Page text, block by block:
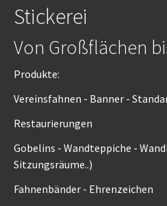
Stickerei
Von Großflächen
Produkte:
Vereinsfahnen - Banner -
Restaurierungen
Gobelins - Wandteppiche -
Sitzungsräume..)
Fahnenbänder - Ehrenzeichen